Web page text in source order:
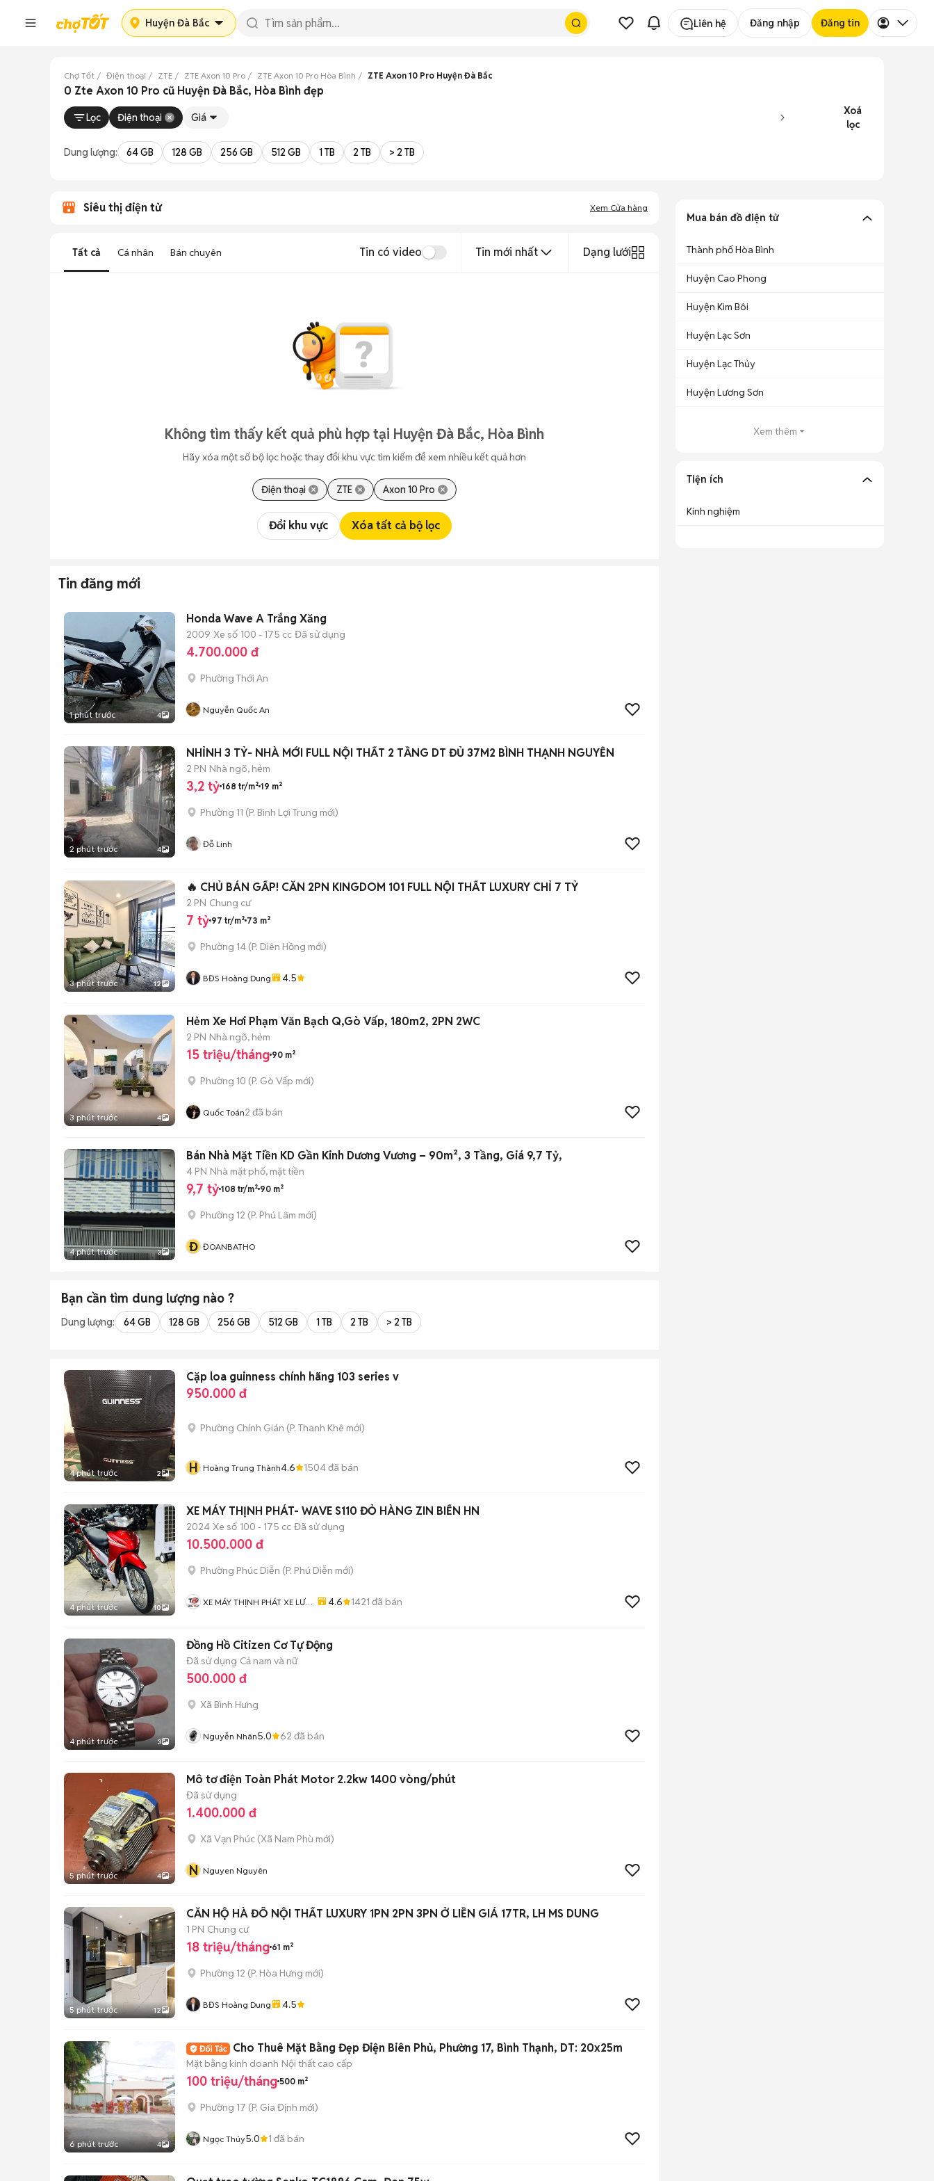
Huyện Đà Bắc Liên hệ Đăng nhập Đăng tin
Chợ Tốt Điện thoại ZTE ZTE Axon 10 Pro ZTE Axon 10 Pro Hòa Bình ZTE Axon 10 Pro Huyện Đà Bắc
0 Zte Axon 10 Pro cũ Huyện Đà Bắc, Hòa Bình đẹp
Lọc Điện thoại Giá
Xoá
lọc
Dung lượng: 64 GB 128 GB 256 GB 512 GB 1 TB 2 TB > 2 TB
Siêu thị điện tử Xem Cửa hàng
Tất cả Cá nhân Bán chuyên Tin có video Tin mới nhất Dạng lưới
Không tìm thấy kết quả phù hợp tại Huyện Đà Bắc, Hòa Bình
Hãy xóa một số bộ lọc hoặc thay đổi khu vực tìm kiếm để xem nhiều kết quả hơn
Điện thoại ZTE Axon 10 Pro
Đổi khu vực Xóa tất cả bộ lọc
Tin đăng mới
1 phút trước 4
Honda Wave A Trắng Xăng
2009 Xe số 100 - 175 cc Đã sử dụng
4.700.000 đ
Phường Thới An
Nguyễn Quốc An
2 phút trước 4
NHỈNH 3 TỶ- NHÀ MỚI FULL NỘI THẤT 2 TẦNG DT ĐỦ 37M2 BÌNH THẠNH NGUYỄN
2 PN Nhà ngõ, hẻm
3,2 tỷ 168 tr/m² 19 m²
Phường 11 (P. Bình Lợi Trung mới)
Đỗ Linh
3 phút trước 12
🔥 CHỦ BÁN GẤP! CĂN 2PN KINGDOM 101 FULL NỘI THẤT LUXURY CHỈ 7 TỶ
2 PN Chung cư
7 tỷ 97 tr/m² 73 m²
Phường 14 (P. Diên Hồng mới)
BĐS Hoàng Dung 4.5
3 phút trước 4
Hẻm Xe Hơi Phạm Văn Bạch Q,Gò Vấp, 180m2, 2PN 2WC
2 PN Nhà ngõ, hẻm
15 triệu/tháng 90 m²
Phường 10 (P. Gò Vấp mới)
Quốc Toán2 đã bán
4 phút trước 3
Bán Nhà Mặt Tiền KD Gần Kinh Dương Vương – 90m², 3 Tầng, Giá 9,7 Tỷ,
4 PN Nhà mặt phố, mặt tiền
9,7 tỷ 108 tr/m² 90 m²
Phường 12 (P. Phú Lâm mới)
Đ ĐOANBATHO
Bạn cần tìm dung lượng nào ?
Dung lượng: 64 GB 128 GB 256 GB 512 GB 1 TB 2 TB > 2 TB
4 phút trước 2
Cặp loa guinness chính hãng 103 series v
950.000 đ
Phường Chính Gián (P. Thanh Khê mới)
H Hoàng Trung Thành4.6 1504đã bán
4 phút trước 10
XE MÁY THỊNH PHÁT- WAVE S110 ĐỎ HÀNG ZIN BIỂN HN
2024 Xe số 100 - 175 cc Đã sử dụng
10.500.000 đ
Phường Phúc Diễn (P. Phú Diễn mới)
XE MÁY THỊNH PHÁT XE LƯỚT
4.6 1421 đã bán
4 phút trước 3
Đồng Hồ Citizen Cơ Tự Động
Đã sử dụng Cả nam và nữ
500.000 đ
Xã Bình Hưng
Nguyễn Nhân5.0 62 đã bán
5 phút trước 4
Mô tơ điện Toàn Phát Motor 2.2kw 1400 vòng/phút
Đã sử dụng
1.400.000 đ
Xã Vạn Phúc (Xã Nam Phù mới)
N Nguyen Nguyên
5 phút trước 12
CĂN HỘ HÀ ĐÔ NỘI THẤT LUXURY 1PN 2PN 3PN Ở LIỀN GIÁ 17TR, LH MS DUNG
1 PN Chung cư
18 triệu/tháng 61 m²
Phường 12 (P. Hòa Hưng mới)
BĐS Hoàng Dung 4.5
6 phút trước 4
Cho Thuê Mặt Bằng Đẹp Điện Biên Phủ, Phường 17, Bình Thạnh, DT: 20x25m
Mặt bằng kinh doanh Nội thất cao cấp
100 triệu/tháng 500 m²
Phường 17 (P. Gia Định mới)
Ngọc Thúy5.0 1 đã bán
Mua bán đồ điện tử
Thành phố Hòa Bình
Huyện Cao Phong
Huyện Kim Bôi
Huyện Lạc Sơn
Huyện Lạc Thủy
Huyện Lương Sơn
Xem thêm
Tiện ích
Kinh nghiệm